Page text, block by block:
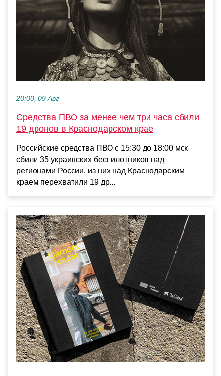
20:00, 09 Авг
Средства ПВО за менее чем три часа сбили
19 дронов в Краснодарском крае
Российские средства ПВО с 15:30 до 18:00 мск
сбили 35 украинских беспилотников над
регионами России, из них над Краснодарским
краем перехватили 19 др...